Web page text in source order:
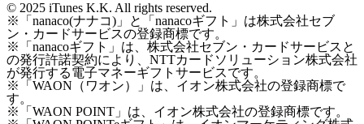
© 2025 iTunes K.K. All rights reserved.
※「nanaco(ナナコ)」と「nanacoギフト」は株式会社セブ
ン・カードサービスの登録商標です。
※「nanacoギフト」は、株式会社セブン・カードサービスと
の発行許諾契約により、NTTカードソリューション株式会社
が発行する電子マネーギフトサービスです。
※「WAON（ワオン）」は、イオン株式会社の登録商標で
す。
※「WAON POINT」は、イオン株式会社の登録商標です。